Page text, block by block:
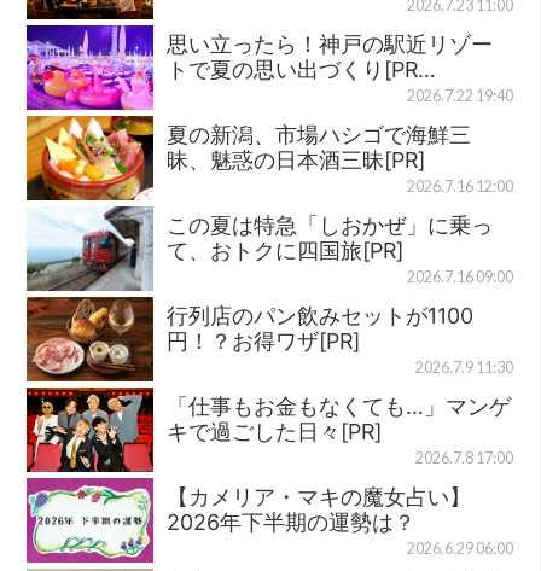
2026.7.23 11:00
思い立ったら！神戸の駅近リゾー
トで夏の思い出づくり[PR…
2026.7.22 19:40
夏の新潟、市場ハシゴで海鮮三
昧、魅惑の日本酒三昧[PR]
2026.7.16 12:00
この夏は特急「しおかぜ」に乗っ
て、おトクに四国旅[PR]
2026.7.16 09:00
行列店のパン飲みセットが1100
円！？お得ワザ[PR]
2026.7.9 11:30
「仕事もお金もなくても…」マンゲ
キで過ごした日々[PR]
2026.7.8 17:00
【カメリア・マキの魔女占い】
2026年下半期の運勢は？
2026.6.29 06:00